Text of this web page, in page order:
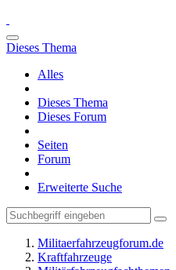
Dieses Thema
Alles
Dieses Thema
Dieses Forum
Seiten
Forum
Erweiterte Suche
Militaerfahrzeugforum.de
Kraftfahrzeuge